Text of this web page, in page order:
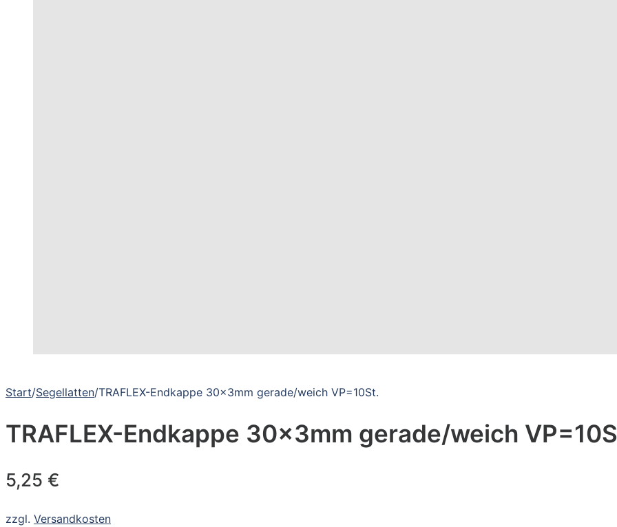
Start/Segellatten/TRAFLEX-Endkappe 30x3mm gerade/weich VP=10St.
TRAFLEX-Endkappe 30x3mm gerade/weich
5,25 €
zzgl. Versandkosten